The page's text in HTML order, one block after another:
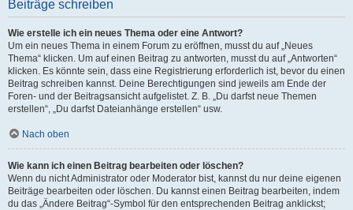
Beiträge schreiben
Wie erstelle ich ein neues Thema oder eine Antwort?
Um ein neues Thema in einem Forum zu eröffnen, musst du auf „Neues
Thema“ klicken. Um auf einen Beitrag zu antworten, musst du auf „Antworten“
klicken. Es könnte sein, dass eine Registrierung erforderlich ist, bevor du einen
Beitrag schreiben kannst. Deine Berechtigungen sind jeweils am Ende der
Foren- und der Beitragsansicht aufgelistet. Z. B. „Du darfst neue Themen
erstellen“, „Du darfst Dateianhänge erstellen“ usw.
Nach oben
Wie kann ich einen Beitrag bearbeiten oder löschen?
Wenn du nicht Administrator oder Moderator bist, kannst du nur deine eigenen
Beiträge bearbeiten oder löschen. Du kannst einen Beitrag bearbeiten, indem
du das „Ändere Beitrag“-Symbol für den entsprechenden Beitrag anklickst;